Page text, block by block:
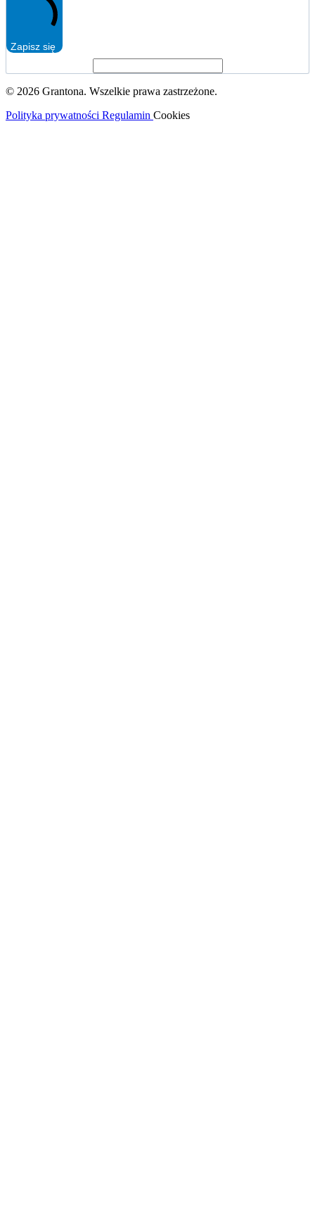
Zapisz się
© 2026 Grantona. Wszelkie prawa zastrzeżone.
Polityka prywatności Regulamin Cookies